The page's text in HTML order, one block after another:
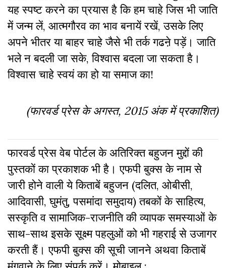
यह स्पष्ट करने का प्रयास है कि हम चाहे जिस भी जाति
में जन्म लें, आत्मगौरव का भाव बनायें रखें, उसके लिए
अपने भीतर या बाहर चाहे जैसे भी तर्क गढऩे पड़ें। जाति
भले न बदली जा सके, विश्वास बदला जा सकता है।
विश्वास चाहे स्वयं का हो या समाज का!
(फारवर्ड प्रेस के अगस्त, 2015 अंक में प्रकाशित)
फारवर्ड प्रेस वेब पोर्टल के अतिरिक्‍त बहुजन मुद्दों की
पुस्‍तकों का प्रकाशक भी है। एफपी बुक्‍स के नाम से
जारी होने वाली ये किताबें बहुजन (दलित, ओबीसी,
आदिवासी, घुमंतु, पसमांदा समुदाय) तबकों के साहित्‍य,
सस्‍क‍ृति व सामाजिक-राजनीति की व्‍यापक समस्‍याओं के
साथ-साथ इसके सूक्ष्म पहलुओं को भी गहराई से उजागर
करती हैं। एफपी बुक्‍स की सूची जानने अथवा किताबें